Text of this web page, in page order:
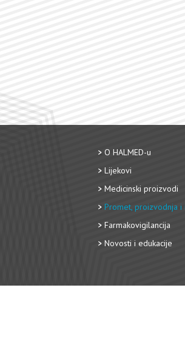
O HALMED-u
Lijekovi
Medicinski proizvodi
Promet, proizvodnja i
Farmakovigilancija
Novosti i edukacije